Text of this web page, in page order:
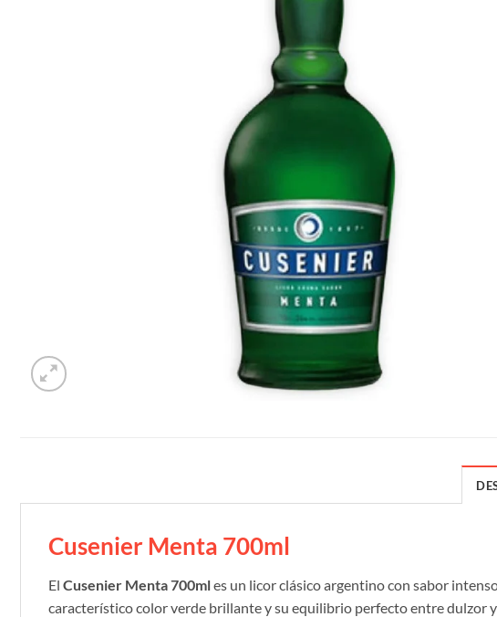
Cusenier Menta 700ml
El Cusenier Menta 700mles un licor clásico argentino con sabor
característico color verde brillante y su equilibrio perfecto entre dulzor